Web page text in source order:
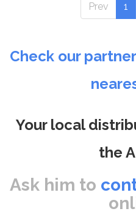
Prev 1
Check our
Your local
the
Ask him to